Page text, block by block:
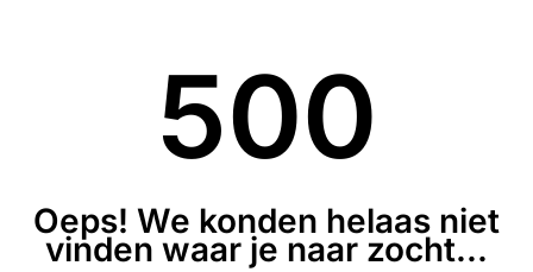
500
Oeps! We konden helaas niet
vinden waar je naar zocht...